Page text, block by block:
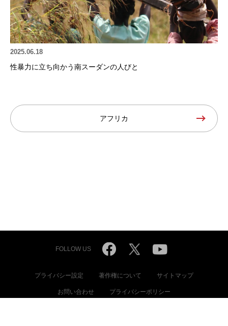
2025.06.18
性暴力に立ち向かう南スーダンの人びと
アフリカ
FOLLOW US
プライバシー設定 著作権について サイトマップ
お問い合わせ プライバシーポリシー